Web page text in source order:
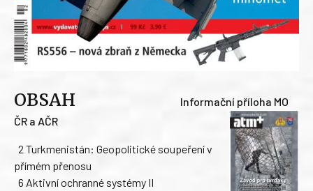
OBSAH
Informační příloha MO
ČR a AČR
2 Turkmenistán: Geopolitické soupeření v
přímém přenosu
6 Aktivní ochranné systémy II